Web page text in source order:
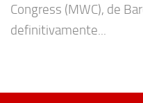
Congress (MWC), de
definitivamente...